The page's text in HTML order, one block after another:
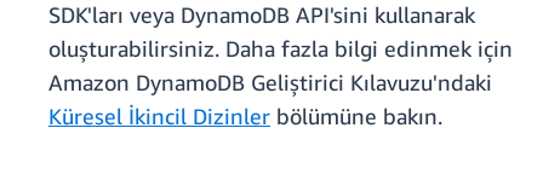
SDK'ları veya DynamoDB API'sini kullanarak
oluşturabilirsiniz. Daha fazla bilgi edinmek için
Amazon DynamoDB Geliştirici Kılavuzu'ndaki
Küresel İkincil Dizinler bölümüne bakın.